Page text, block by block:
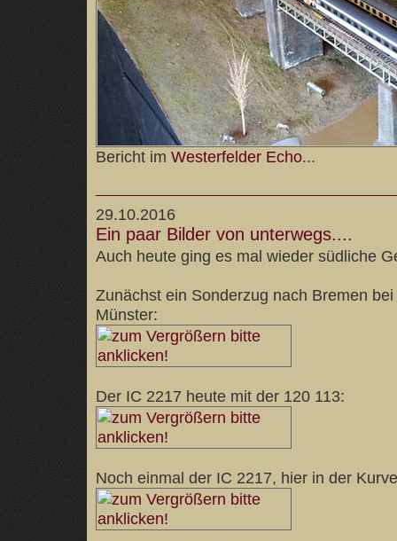
Bericht im Westerfelder Echo...
29.10.2016
Ein paar Bilder von unterwegs....
Auch heute ging es mal wieder südliche
Zunächst ein Sonderzug nach Bremen
Münster:
Der IC 2217 heute mit der 120 113:
Noch einmal der IC 2217, hier in der